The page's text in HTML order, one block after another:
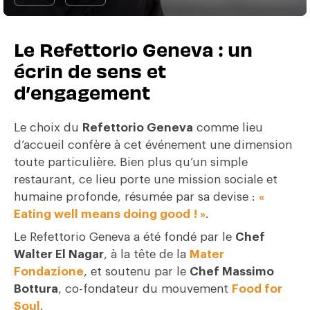
Le Refettorio Geneva : un
écrin de sens et
d’engagement
Le choix du Refettorio Geneva comme lieu
d’accueil confère à cet événement une dimension
toute particulière. Bien plus qu’un simple
restaurant, ce lieu porte une mission sociale et
humaine profonde, résumée par sa devise : «
Eating well means doing good ! ».
Le Refettorio Geneva a été fondé par le Chef
Walter El Nagar, à la tête de la Mater
Fondazione, et soutenu par le Chef Massimo
Bottura, co-fondateur du mouvement Food for
Soul .